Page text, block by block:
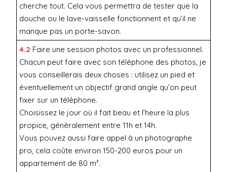
cherche tout. Cela vous permettra de tester que la
douche ou le lave-vaisselle fonctionnent et qu’il ne
manque pas un porte-savon.
4.2 Faire une session photos avec un professionnel.
Chacun peut faire avec son téléphone des photos, je
vous conseillerais deux choses : utilisez un pied et
éventuellement un objectif grand angle qu’on peut
fixer sur un téléphone.
Choisissez le jour où il fait beau et l’heure la plus
propice, généralement entre 11h et 14h.
Vous pouvez aussi faire appel à un photographe
pro, cela coûte environ 150-200 euros pour un
appartement de 80 m².